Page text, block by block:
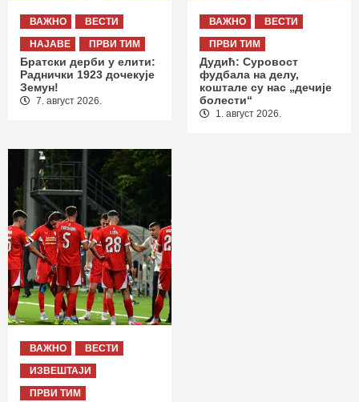
ВАЖНО
ВЕСТИ
НАЈАВЕ
ПРВИ ТИМ
Братски дерби у елити:
Раднички 1923 дочекује
Земун!
7. август 2026.
ВАЖНО
ВЕСТИ
ПРВИ ТИМ
Дудић: Суровост
фудбала на делу,
коштале су нас „дечије
болести“
1. август 2026.
ВАЖНО
ВЕСТИ
ИЗВЕШТАЈИ
ПРВИ ТИМ